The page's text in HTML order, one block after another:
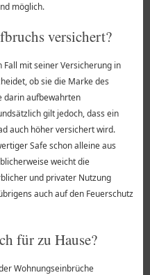
möglich.
versichert?
mit seiner Versicherung in
ob sie die Marke des
darin aufbewahrten
gilt jedoch, dass ein
auch höher versichert wird.
Safe schon alleine aus
weicht die
und privater Nutzung
auch auf den Feuerschutz
für zu Hause?
Wohnungseinbrüche